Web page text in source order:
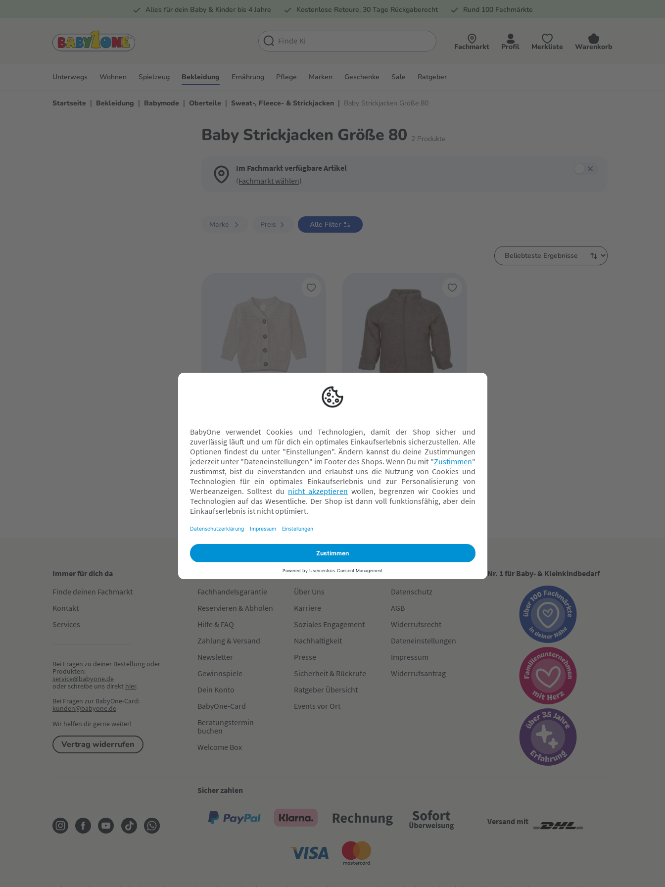
Alles für dein Baby & Kinder bis 4 Jahre Kostenlose Retoure, 30 Tage Rückgaberecht Rund 100 Fachmärkte
Fachmarkt Profil Merkliste Warenkorb
Unterwegs Wohnen Spielzeug Bekleidung Ernährung Pflege Marken Geschenke Sale Ratgeber
Startseite | Bekleidung | Babymode | Oberteile | Sweat-, Fleece- & Strickjacken | Baby Strickjacken Größe 80
Baby Strickjacken Größe 80 2 Produkte
Im Fachmarkt verfügbare Artikel
(Fachmarkt wählen)
Verwende die Filter, um die Produktliste nach deinen Wünschen einzugrenzen. Du kannst mit der Tab-Taste zwischen den Filtern navigieren und mit Enter
Marke Preis Alle Filter
UVP 23,99 €
12,00 €*
Online verfügbar
Fachmarkt wählen
54,95 €*
Online verfügbar
Fachmarkt wählen
Immer für dich da
Finde deinen Fachmarkt
Kontakt
Services
Bei Fragen zu deiner Bestellung oder
Produkten:
service@babyone.de
oder schreibe uns direkt hier.
Bei Fragen zur BabyOne-Card:
kunden@babyone.de
Wir helfen dir gerne weiter!
Vertrag widerrufen
Fachhandelsgarantie
Reservieren & Abholen
Hilfe & FAQ
Zahlung & Versand
Newsletter
Gewinnspiele
Dein Konto
BabyOne-Card
Beratungstermin
buchen
Welcome Box
Über BabyOne
Über Uns
Karriere
Soziales Engagement
Nachhaltigkeit
Presse
Sicherheit & Rückrufe
Ratgeber Übersicht
Events vor Ort
Datenschutz
AGB
Widerrufsrecht
Dateneinstellungen
Impressum
Widerrufsantrag
Nr. 1 für Baby- & Kleinkindbedarf
Sicher zahlen
Versand mit